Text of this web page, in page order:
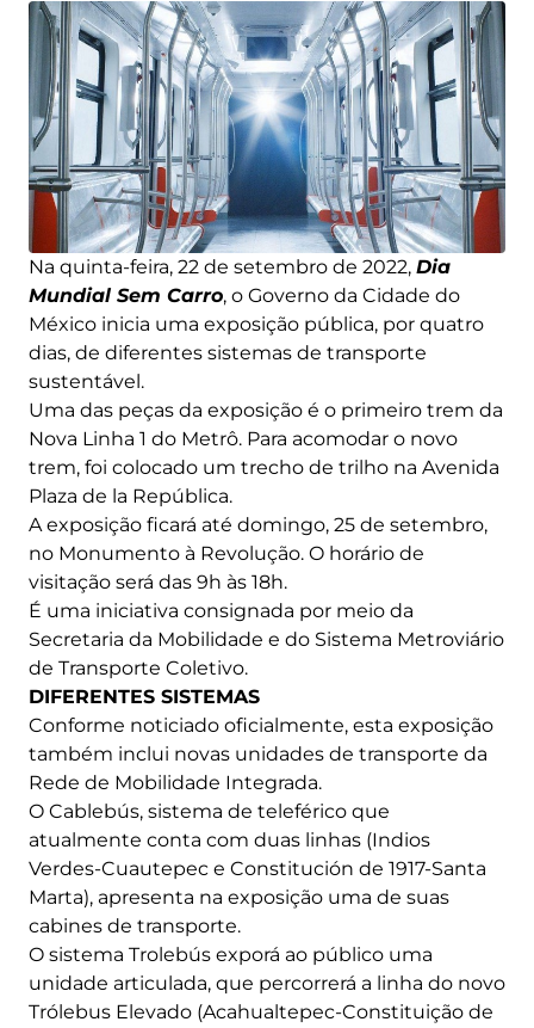
Na quinta-feira, 22 de setembro de 2022, Dia
Mundial Sem Carro, o Governo da Cidade do
México inicia uma exposição pública, por quatro
dias, de diferentes sistemas de transporte
sustentável.
Uma das peças da exposição é o primeiro trem da
Nova Linha 1 do Metrô. Para acomodar o novo
trem, foi colocado um trecho de trilho na Avenida
Plaza de la República.
A exposição ficará até domingo, 25 de setembro,
no Monumento à Revolução. O horário de
visitação será das 9h às 18h.
É uma iniciativa consignada por meio da
Secretaria da Mobilidade e do Sistema Metroviário
de Transporte Coletivo.
DIFERENTES SISTEMAS
Conforme noticiado oficialmente, esta exposição
também inclui novas unidades de transporte da
Rede de Mobilidade Integrada.
O Cablebús, sistema de teleférico que
atualmente conta com duas linhas (Indios
Verdes-Cuautepec e Constitución de 1917-Santa
Marta), apresenta na exposição uma de suas
cabines de transporte.
O sistema Trolebús exporá ao público uma
unidade articulada, que percorrerá a linha do novo
Trólebus Elevado (Acahualtepec-Constituição de